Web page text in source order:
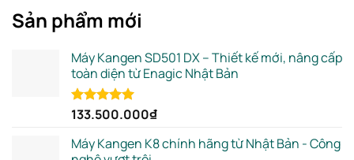
Sản phẩm mới
Máy Kangen SD501 DX – Thiết kế mới, nâng cấp
toàn diện từ Enagic Nhật Bản
Rated5.00
133.500.000₫
Máy Kangen K8 chính hãng từ Nhật Bản - Công